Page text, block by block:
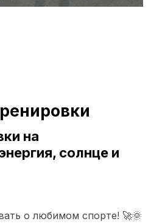
на
солнце и
о любимом спорте! 🚀🌞